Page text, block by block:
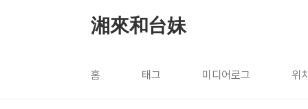
湘來和台妹
홈 태그 미디어로그 위